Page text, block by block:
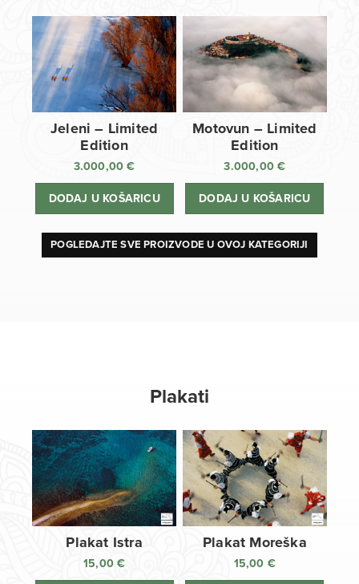
Jeleni – Limited
Edition
3.000,00€
DODAJ U KOŠARICU
Motovun – Limited
Edition
3.000,00€
DODAJ U KOŠARICU
POGLEDAJTE SVE PROIZVODE U OVOJ KATEGORIJI
Plakati
Plakat Istra
15,00€
Plakat Moreška
15,00 €